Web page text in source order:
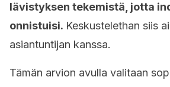
lävistyksen tekemistä, jotta
onnistuisi. Keskustelethan siis
asiantuntijan kanssa.
Tämän arvion avulla valitaan